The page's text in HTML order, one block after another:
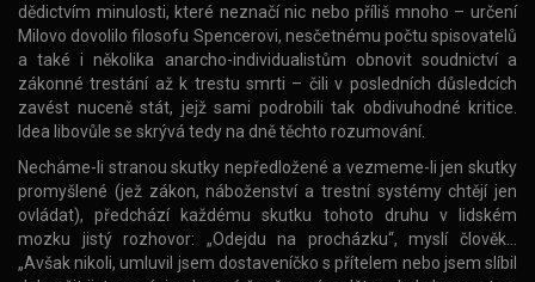
dědictvím minulosti, které neznačí nic nebo příliš mnoho – určení
Milovo dovolilo filosofu Spencerovi, nesčetnému počtu spisovatelů
a také i několika anarcho-individualistům obnovit soudnictví a
zákonné trestání až k trestu smrti – čili v posledních důsledcích
zavést nuceně stát, jejž sami podrobili tak obdivuhodné kritice.
Idea libovůle se skrývá tedy na dně těchto rozumování.
Necháme-li stranou skutky nepředložené a vezmeme-li jen skutky
promyšlené (jež zákon, náboženství a trestní systémy chtějí jen
ovládat), předchází každému skutku tohoto druhu v lidském
mozku jistý rozhovor: „Odejdu na procházku“, myslí člověk…
„Avšak nikoli, umluvil jsem dostaveníčko s přítelem nebo jsem slíbil